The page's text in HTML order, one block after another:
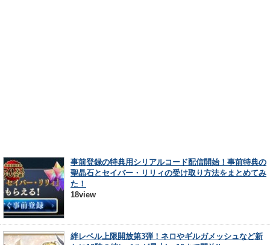
事前登録の特典用シリアルコード配信開始！事前特典の
聖晶石とセイバー・リリィの受け取り方法をまとめてみ
た！
18view
絆レベル上限開放第3弾！ネロやギルガメッシュなど新